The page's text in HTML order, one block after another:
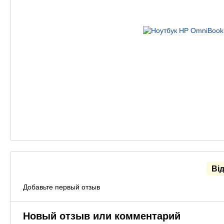
Добавьте первый отзыв
Новый отзыв или комментарий